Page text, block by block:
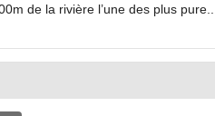
de la rivière l’une des plus pure...